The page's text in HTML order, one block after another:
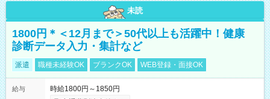
未読
1800円＊＜12月まで＞50代以上も活躍中！健康
診断データ入力・集計など
派遣 職種未経験OK ブランクOK WEB登録・面接OK
給与
時給1800円～1850円